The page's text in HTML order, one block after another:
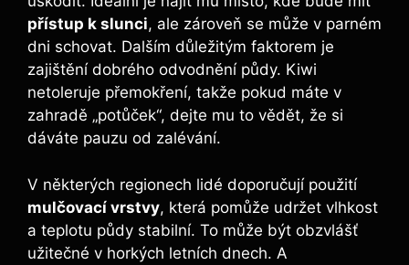
přístup k slunci, ale zároveň se může v parném
dni schovat. Dalším důležitým faktorem je
zajištění dobrého odvodnění půdy. Kiwi
netoleruje přemokření, takže pokud máte v
zahradě „potůček“, dejte mu to vědět, že si
dáváte pauzu od zalévání.
V některých regionech lidé doporučují použití
mulčovací vrstvy, která pomůže udržet vlhkost
a teplotu půdy stabilní. To může být obzvlášť
užitečné v horkých letních dnech. A